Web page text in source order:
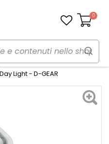
Carrello
0
Light - D-GEAR